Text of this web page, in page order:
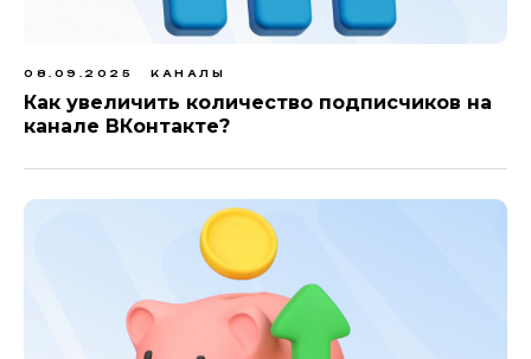
08.09.2025 КАНАЛЫ
Как увеличить количество подписчиков на
канале ВКонтакте?